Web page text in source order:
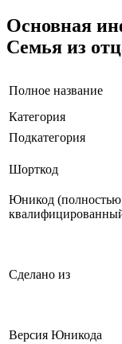
Основная
Семья из
Полное название
Категория
Подкатегория
Шорткод
Юникод (полностью
Сделано из
Версия Юникода